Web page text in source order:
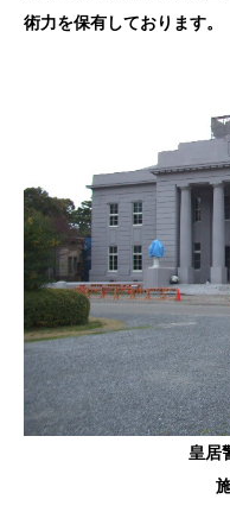
術力を保有しております。
皇居